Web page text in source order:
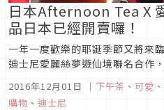
日本Afternoon Tea X
品日本已經開賣囉！
一年一度歡樂的耶誕季節又將
迪士尼愛麗絲夢遊仙境聯名合作
季節商品。用愛麗絲夢遊仙境裡
擄獲消費者的心，讓今年的聖誕
2016年12月01日 ｜ 下午茶 、 可愛 、
購物 、 迪士尼